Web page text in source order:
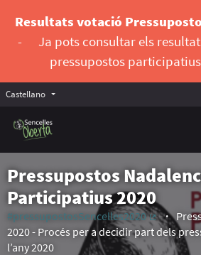
Resultats votació
-
Ja pots consultar els
pressupostos
Castellano Triar la llengua
Pressupostos
Participatius 2020
#pressupostosSencelles2020
(Enlace
2020 - Procés per a decidir part dels
l’any 2020